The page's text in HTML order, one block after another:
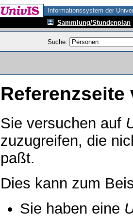
Informationssystem der
Sammlung/Stundenplan
Suche:
Referenzseite
Sie versuchen auf
zuzugreifen, die
paßt.
Dies kann zum
Sie haben eine